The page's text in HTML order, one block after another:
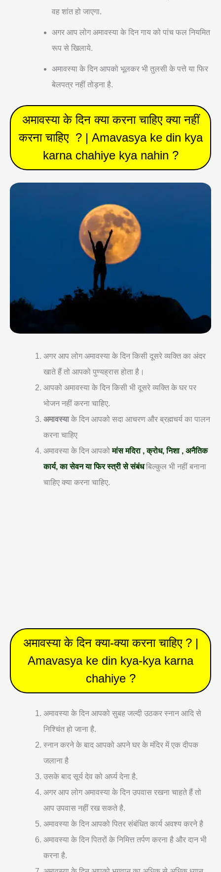
वह शांत हो जाएगा.
अगर आप लोग अमावस्या के दिन गाय को पांच फल नियमित
रूप से खिलाये.
अमावस्या के दिन आपको भूलकर भी तुलसी के पत्ते या फिर
बेलपत्र नहीं तोड़ना है.
अमावस्या के दिन क्या करना चाहिए क्या नहीं
करना चाहिए ? | Amavasya ke din kya
karna chahiye kya nahin ?
अगर आप लोग अमावस्या के दिन किसी दूसरे व्यक्ति का अंदर
खाते हैं तो आपको पुण्यह्रास होता है।
आपको अमावस्या के दिन किसी भी दूसरे व्यक्ति के घर पर
भोजन नहीं करना चाहिए.
अमावस्याके दिन आपको सदा आचरण और ब्रह्मचर्य का पालन
करना चाहिए
अमावस्या के दिन आपकोमांस मदिरा , क्रोध, निशा , अनैतिक
कार्य, का सेवन या फिर स्त्री से संबंध बिल्कुल भी नहीं बनाना
चाहिए क्या करना चाहिए.
अमावस्या के दिन क्या-क्या करना चाहिए ? |
Amavasya ke din kya-kya karna
chahiye ?
अमावस्या के दिन आपको सुबह जल्दी उठकर स्नान आदि से
निश्चिंत हो जाना है.
स्नान करने के बाद आपको अपने घर के मंदिर में एक दीपक
जलाना है
उसके बाद सूर्य देव को अर्घ्य देना है.
अगर आप लोग अमावस्या के दिन उपवास रखना चाहते हैं तो
आप उपवास नहीं रख सकते है.
अमावस्या के दिन आपको पितर संबंधित कार्य अवश्य करने है
अमावस्या के दिन पितरों के निमित्त तर्पण करना है और दान भी
करना है.